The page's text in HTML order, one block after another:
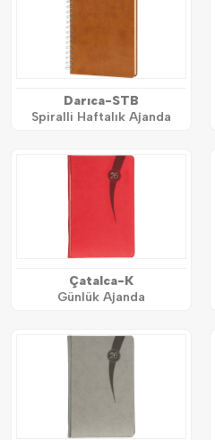
Darıca-STB
Spiralli Haftalık Ajanda
Çatalca-K
Günlük Ajanda